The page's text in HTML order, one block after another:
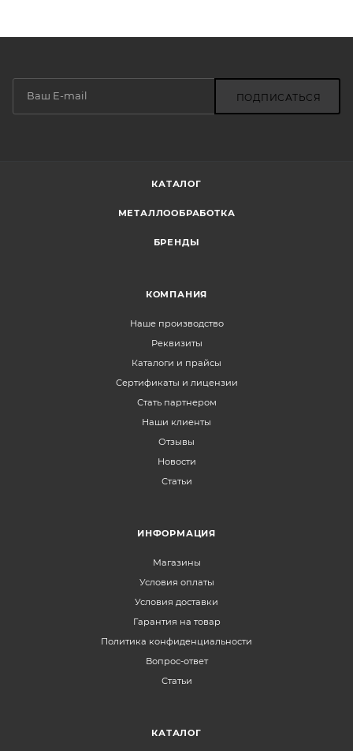
ПОДПИСАТЬСЯ
КАТАЛОГ
МЕТАЛЛООБРАБОТКА
БРЕНДЫ
КОМПАНИЯ
Наше производство
Реквизиты
Каталоги и прайсы
Сертификаты и лицензии
Стать партнером
Наши клиенты
Отзывы
Новости
Статьи
ИНФОРМАЦИЯ
Магазины
Условия оплаты
Условия доставки
Гарантия на товар
Политика конфиденциальности
Вопрос-ответ
Статьи
КАТАЛОГ